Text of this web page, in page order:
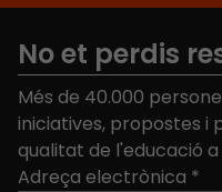
No et perdis
Més de 40.000
iniciatives, propostes i
qualitat de l'educació
Adreça electrònica *